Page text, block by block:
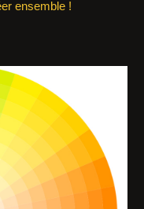
ensemble !